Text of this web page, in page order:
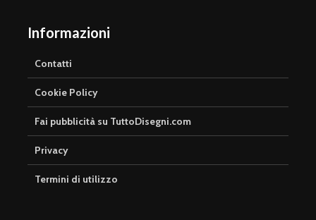
Informazioni
Contatti
Cookie Policy
Fai pubblicità su TuttoDisegni.com
Privacy
Termini di utilizzo